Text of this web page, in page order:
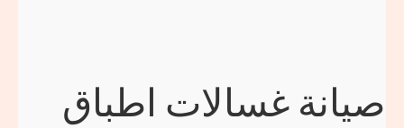
صيانة غسالات اطباق